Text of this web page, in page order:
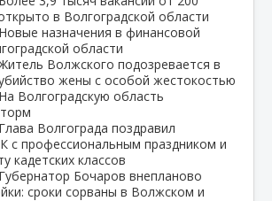
в Волгоградской области
Новые назначения в финансовой
области
Волжского подозревается в
жены с особой жестокостью
На Волгоградскую область
Глава Волгограда поздравил
с профессиональным праздником и
кадетских классов
Губернатор Бочаров внепланово
сроки сорваны в Волжском и